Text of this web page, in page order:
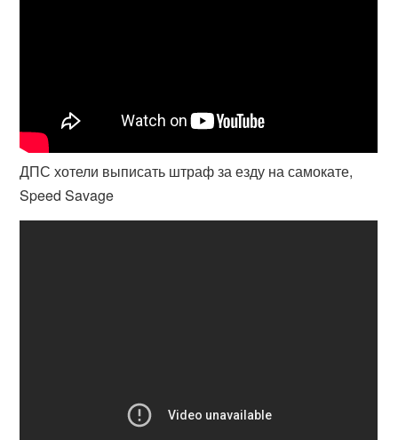
ДПС хотели выписать штраф за езду на самокате,
Speed Savage